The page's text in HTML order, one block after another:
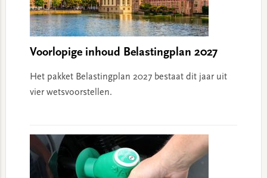
Voorlopige inhoud Belastingplan 2027
Het pakket Belastingplan 2027 bestaat dit jaar uit
vier wetsvoorstellen.